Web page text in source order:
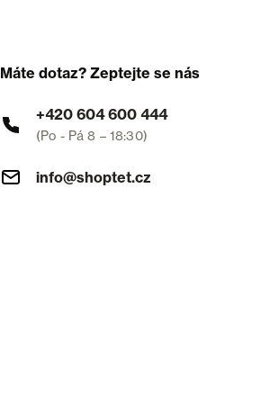
Máte dotaz? Zeptejte se nás
+420 604 600 444
(Po - Pá 8 – 18:30)
info@shoptet.cz